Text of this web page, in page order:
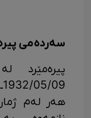
سەردەمی
هەر لەم